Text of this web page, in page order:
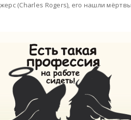
(Charles Rogers), его нашли